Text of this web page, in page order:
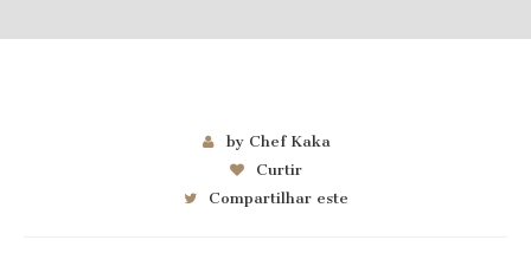
by Chef Kaka
Curtir
Compartilhar este